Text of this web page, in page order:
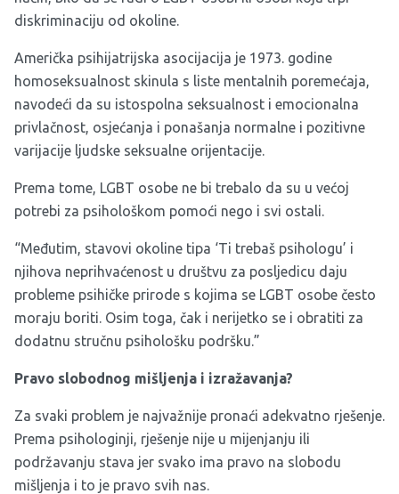
diskriminaciju od okoline.
Američka psihijatrijska asocijacija je 1973. godine
homoseksualnost skinula s liste mentalnih poremećaja,
navodeći da su istospolna seksualnost i emocionalna
privlačnost, osjećanja i ponašanja normalne i pozitivne
varijacije ljudske seksualne orijentacije.
Prema tome, LGBT osobe ne bi trebalo da su u većoj
potrebi za psihološkom pomoći nego i svi ostali.
“Međutim, stavovi okoline tipa ‘Ti trebaš psihologu’ i
njihova neprihvaćenost u društvu za posljedicu daju
probleme psihičke prirode s kojima se LGBT osobe često
moraju boriti. Osim toga, čak i nerijetko se i obratiti za
dodatnu stručnu psihološku podršku.”
Pravo slobodnog mišljenja i izražavanja?
Za svaki problem je najvažnije pronaći adekvatno rješenje.
Prema psihologinji, rješenje nije u mijenjanju ili
podržavanju stava jer svako ima pravo na slobodu
mišljenja i to je pravo svih nas.